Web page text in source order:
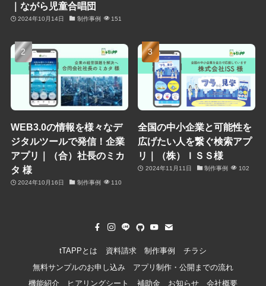
｜ながら児童合唱団
2024年10月14日 制作事例 151
WEB3.0の情報を様々なデ
ジタルツールで発信！企業
アプリ｜（合）社長のミカ
タ 様
2024年10月16日 制作事例 110
全国の中小企業と可能性を
広げたい人を繋ぐ検索アプ
リ｜（株）ＩＳＳ様
2024年11月11日 制作事例 102
tTAPPとは 資料請求 制作事例
チラシ
無料サンプルのお申し込み
アプリ制作・公開までの流れ
機能紹介
ヒアリングシート 補助金 お知らせ 会社概要